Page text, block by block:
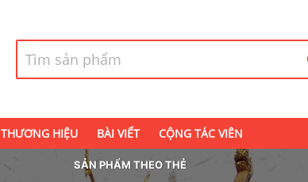
THƯƠNG HIỆU BÀI VIẾT CỘNG TÁC VIÊN
SẢN PHẨM THEO THẺ